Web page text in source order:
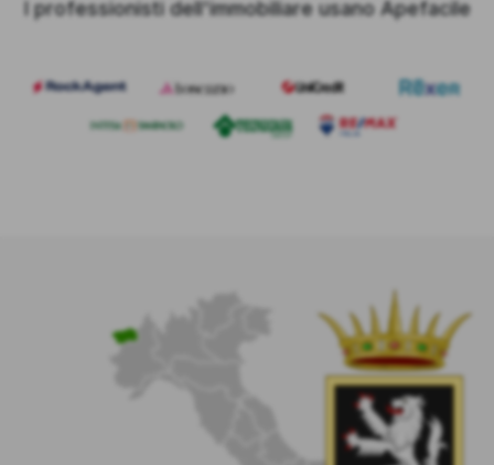
I professionisti dell'immobiliare usano Apefacile